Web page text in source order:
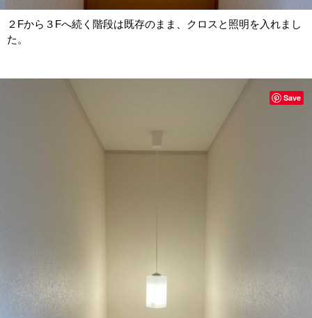
２Fから３Fへ続く階段は既存のまま、クロスと照明を入れまし
た。
Save